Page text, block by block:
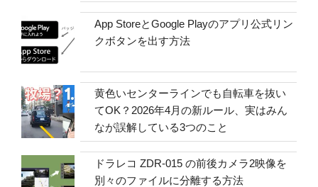
App StoreとGoogle Playのアプリ公式リン
クボタンを出す方法
黄色いセンターラインでも自転車を抜い
てOK？2026年4月の新ルール、実はみん
なが誤解している3つのこと
ドラレコ ZDR-015 の前後カメラ2映像を
別々のファイルに分離する方法